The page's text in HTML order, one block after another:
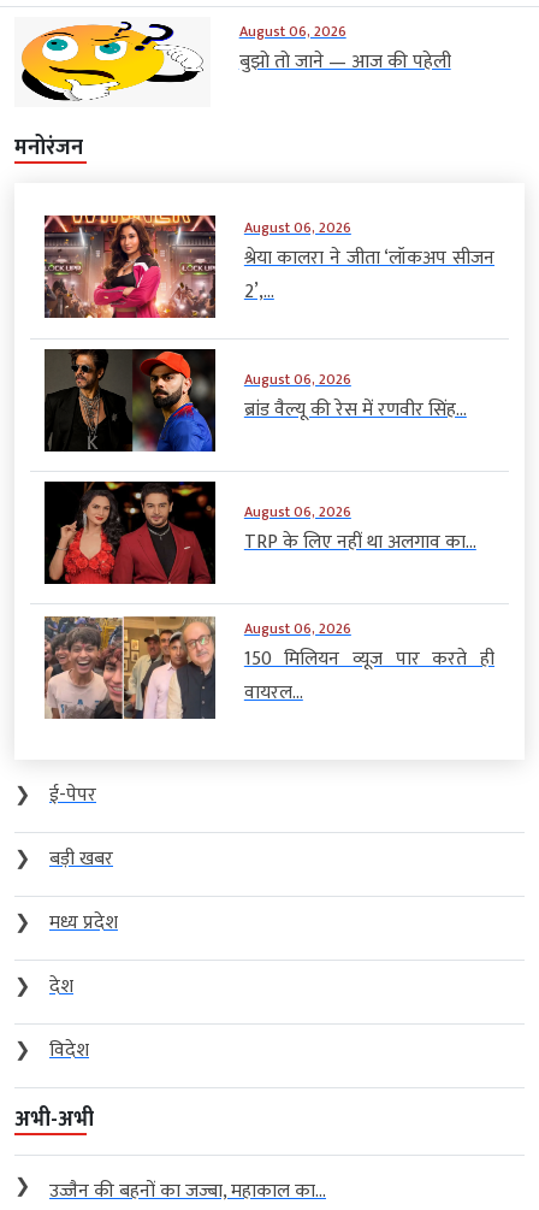
August 06, 2026
बुझो तो जाने — आज की पहेली
मनोरंजन
August 06, 2026
श्रेया कालरा ने जीता ‘लॉकअप सीजन
2’,...
August 06, 2026
ब्रांड वैल्यू की रेस में रणवीर सिंह...
August 06, 2026
TRP के लिए नहीं था अलगाव का...
August 06, 2026
150 मिलियन व्यूज पार करते ही
वायरल...
❯
ई-पेपर
❯
बड़ी खबर
❯
मध्य प्रदेश
❯
देश
❯
विदेश
अभी-अभी
❯ उज्जैन की बहनों का जज्बा, महाकाल का...